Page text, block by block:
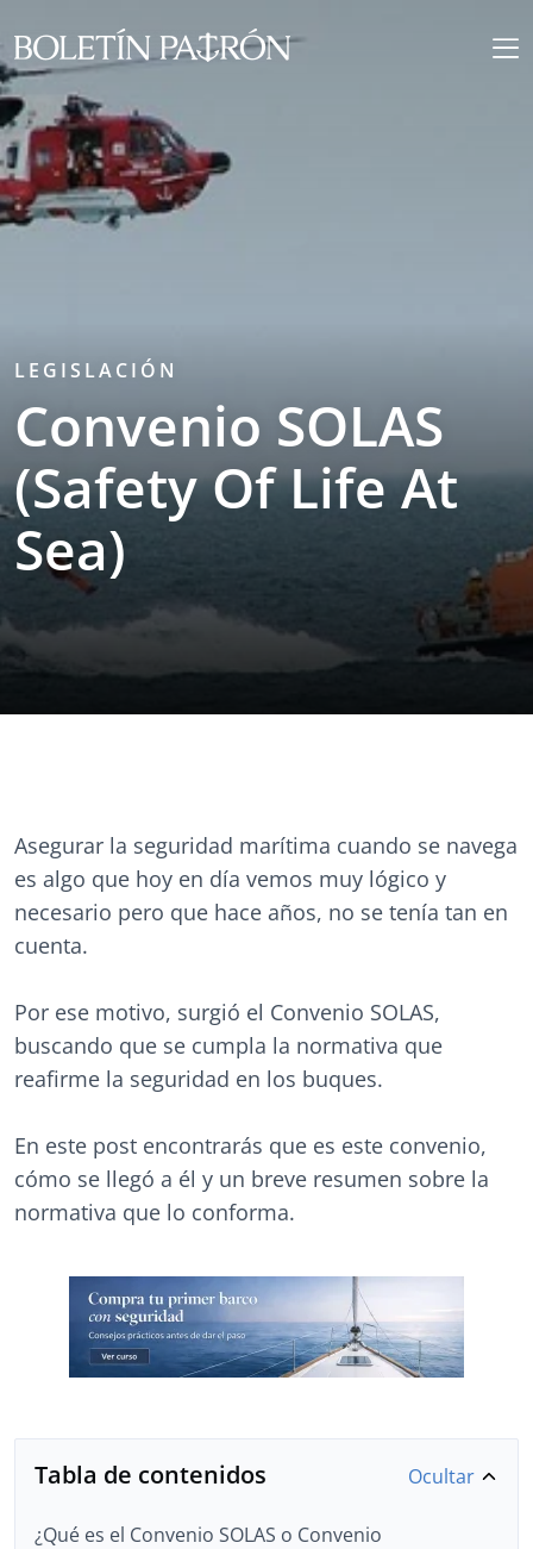
LEGISLACIÓN
Convenio SOLAS
(Safety Of Life At
Sea)
Asegurar la seguridad marítima cuando se navega
es algo que hoy en día vemos muy lógico y
necesario pero que hace años, no se tenía tan en
cuenta.
Por ese motivo, surgió el Convenio SOLAS,
buscando que se cumpla la normativa que
reafirme la seguridad en los buques.
En este post encontrarás que es este convenio,
cómo se llegó a él y un breve resumen sobre la
normativa que lo conforma.
Tabla de contenidos Ocultar
¿Qué es el Convenio SOLAS o Convenio